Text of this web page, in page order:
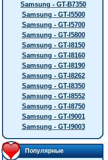
Samsung - GT-B7350
Samsung - GT-I5500
Samsung - GT-I5700
Samsung - GT-I5800
Samsung - GT-I8150
Samsung - GT-I8160
Samsung - GT-I8190
Samsung - GT-I8262
Samsung - GT-I8350
Samsung - GT-I8552
Samsung - GT-I8750
Samsung - GT-I9001
Samsung - GT-I9003
Популярные